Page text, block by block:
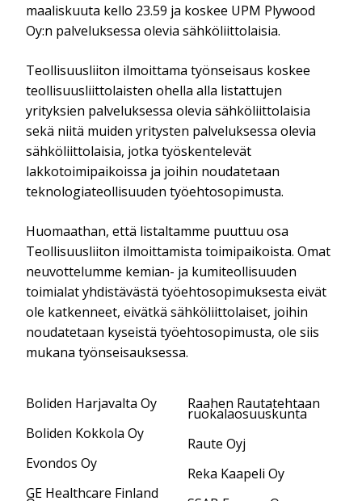
maaliskuuta kello 23.59 ja koskee UPM Plywood
Oy:n palveluksessa olevia sähköliittolaisia.
Teollisuusliiton ilmoittama työnseisaus koskee
teollisuusliittolaisten ohella alla listattujen
yrityksien palveluksessa olevia sähköliittolaisia
sekä niitä muiden yritysten palveluksessa olevia
sähköliittolaisia, jotka työskentelevät
lakkotoimipaikoissa ja joihin noudatetaan
teknologiateollisuuden työehtosopimusta.
Huomaathan, että listaltamme puuttuu osa
Teollisuusliiton ilmoittamista toimipaikoista. Omat
neuvottelumme kemian- ja kumiteollisuuden
toimialat yhdistävästä työehtosopimuksesta eivät
ole katkenneet, eivätkä sähköliittolaiset, joihin
noudatetaan kyseistä työehtosopimusta, ole siis
mukana työnseisauksessa.
Boliden Harjavalta Oy
Boliden Kokkola Oy
Evondos Oy
GE Healthcare Finland
Raahen Rautatehtaan
ruokalaosuuskunta
Raute Oyj
Reka Kaapeli Oy